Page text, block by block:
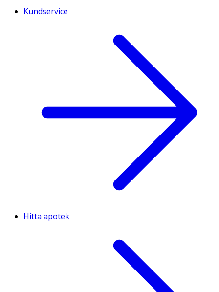
Kundservice
Hitta apotek